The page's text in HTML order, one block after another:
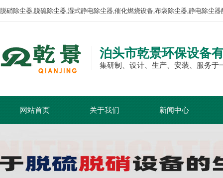
脱硝除尘器,脱硫除尘器,湿式静电除尘器,催化燃烧设备,布袋除尘器,静电除尘
泊头市乾景环保设备
集研制、设计、生产、安装、服务于
网站首页 关于我们 新闻中心